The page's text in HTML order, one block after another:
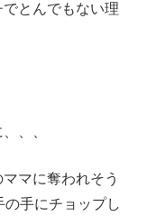
でとんでもない理
、、
マに奪われそう
手にチョップし